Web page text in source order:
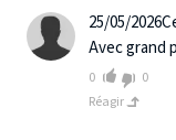
25/05/2026
Avec grand
0
0
Réagir